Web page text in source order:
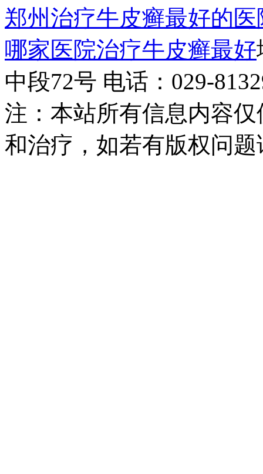
郑州治疗牛皮癣最好的
哪家医院治疗牛皮癣最好
中段72号 电话：029-
注：本站所有信息内容
和治疗，如若有版权问